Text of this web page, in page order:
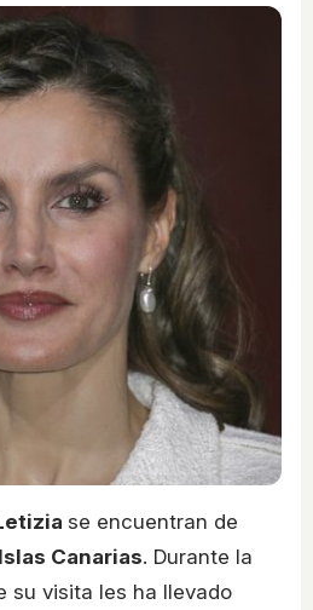
se encuentran de
Islas Canarias. Durante la
su visita les ha llevado